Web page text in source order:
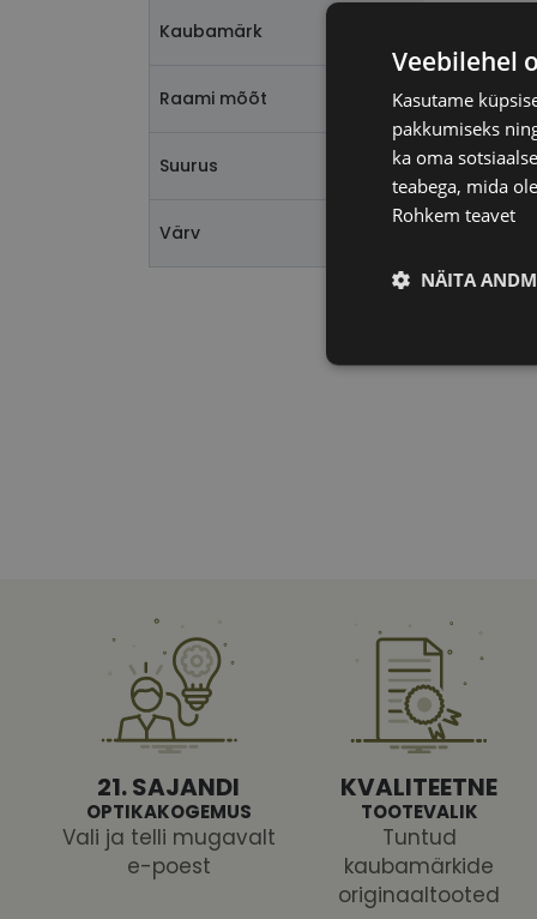
Kaubamärk
Raami mõõt 52-16
Suurus S
Värv
21. SAJANDI
OPTIKAKOGEMUS
Vali ja telli mugavalt
e-poest
KVALITEETNE
TOOTEVALIK
Tuntud
kaubamärkide
originaaltooted
Veebilehel
Kasutame
pakkumiseks
ka oma
teabega, mida
Rohkem teavet
NÄITA
shipping_country
CookieScriptConsent
csrftoken